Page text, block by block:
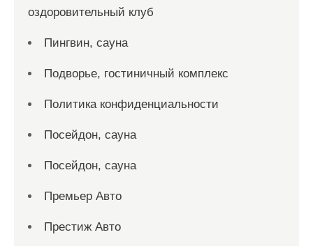
оздоровительный клуб
Пингвин, сауна
Подворье, гостиничный комплекс
Политика конфиденциальности
Посейдон, сауна
Посейдон, сауна
Премьер Авто
Престиж Авто